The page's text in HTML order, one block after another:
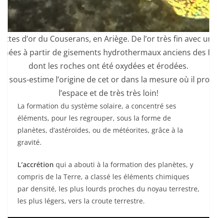
d’or du Couserans, en Ariège. De l’or très fin avec
à partir de gisements hydrothermaux anciens des
dont les roches ont été oxydées et érodées.
sous-estime l’origine de cet or dans la mesure où il
l’espace et de très très loin!
La formation du système solaire, a concentré ses
éléments, pour les regrouper, sous la forme de
planètes, d’astéroïdes, ou de météorites, grâce à la
gravité.
L’accrétion qui a abouti à la formation des planètes, y
compris de la Terre, a classé les éléments chimiques
par densité, les plus lourds proches du noyau terrestre,
les plus légers, vers la croute terrestre.